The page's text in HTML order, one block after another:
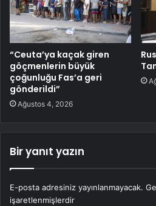
“Ceuta’ya kaçak giren
göçmenlerin büyük
çoğunluğu Fas’a geri
gönderildi”
Ağustos 4, 2026
Bir yanıt yazın
E-posta adresiniz yayınlanmayacak.
işaretlenmişlerdir